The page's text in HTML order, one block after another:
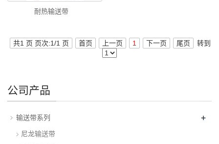
耐热输送带
共1 页 页次:1/1 页 首页 上一页 1 下一页 尾页 转到
公司产品
输送带系列 +
尼龙输送带